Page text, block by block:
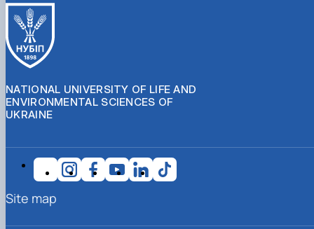
NATIONAL UNIVERSITY OF LIFE AND
ENVIRONMENTAL SCIENCES OF
UKRAINE
Site map